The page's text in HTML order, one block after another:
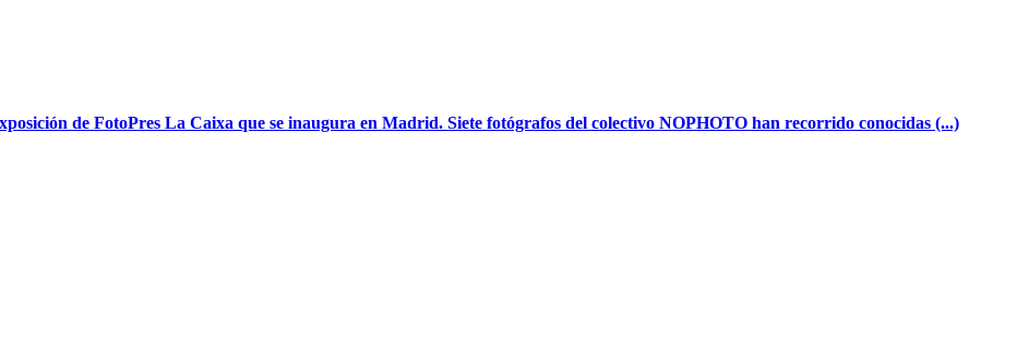
de FotoPres La Caixa que se inaugura en Madrid. Siete fotógrafos del colectivo NOPHOTO han recorrido conocidas (...)